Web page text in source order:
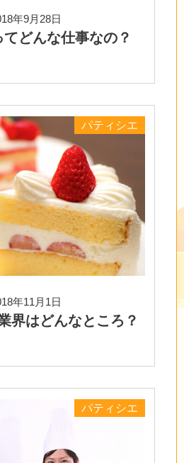
年9月28日
どんな仕事なの？
パティシエ
年11月1日
界はどんなところ？
パティシエ